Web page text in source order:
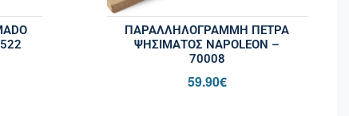
ΠΑΡΑΛΛΗΛΌΓΡΑΜΜΗ ΠΈΤΡΑ
ΨΗΣΊΜΑΤΟΣ NAPOLEON –
70008
59.90€